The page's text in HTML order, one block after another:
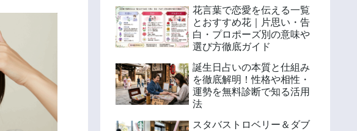
花言葉で恋愛を伝える一覧
とおすすめ花｜片思い・告
白・プロポーズ別の意味や
選び方徹底ガイド
誕生日占いの本質と仕組み
を徹底解明！性格や相性・
運勢を無料診断で知る活用
法
スタバストロベリー＆ダブ